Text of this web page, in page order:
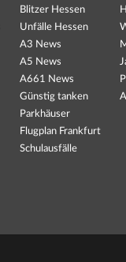
Blitzer Hessen
Unfälle Hessen
A3 News
A5 News
A661 News
Günstig tanken
Parkhäuser
Flugplan Frankfurt
Schulausfälle